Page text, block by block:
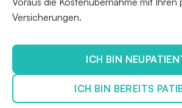
Versicherungen.
ICH BIN
ICH BIN BEREITS